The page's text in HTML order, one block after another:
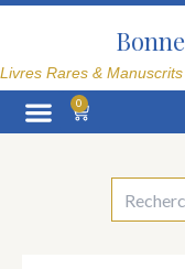
Aller
Livres Rares & Manuscrits
0
Panier